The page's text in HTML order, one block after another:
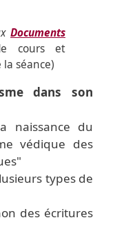
Documents
cours et
séance)
dans son
naissance du
védique des
types de
des écritures